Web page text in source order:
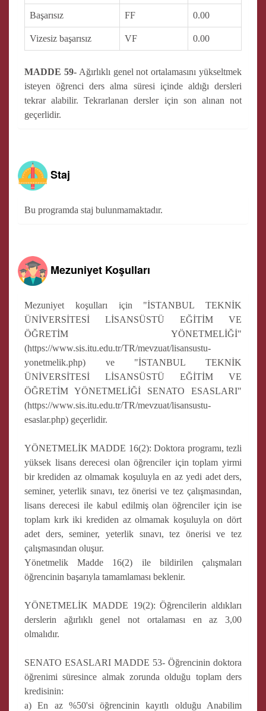
Başarısız FF 0.00
Vizesiz başarısız VF 0.00
MADDE 59-Ağırlıklı genel not ortalamasını yükseltmek
isteyen öğrenci ders alma süresi içinde aldığı dersleri
tekrar alabilir. Tekrarlanan dersler için son alınan not
geçerlidir.
Staj
Bu programda staj bulunmamaktadır.
Mezuniyet Koşulları
Mezuniyet koşulları için "İSTANBUL TEKNİK
ÜNİVERSİTESİ LİSANSÜSTÜ EĞİTİM VE
ÖĞRETİM YÖNETMELİĞİ"
(https://www.sis.itu.edu.tr/TR/mevzuat/lisansustu-
yonetmelik.php) ve "İSTANBUL TEKNİK
ÜNİVERSİTESİ LİSANSÜSTÜ EĞİTİM VE
ÖĞRETİM YÖNETMELİĞİ SENATO ESASLARI"
(https://www.sis.itu.edu.tr/TR/mevzuat/lisansustu-
esaslar.php) geçerlidir.
YÖNETMELİK MADDE 16(2): Doktora programı, tezli
yüksek lisans derecesi olan öğrenciler için toplam yirmi
bir krediden az olmamak koşuluyla en az yedi adet ders,
seminer, yeterlik sınavı, tez önerisi ve tez çalışmasından,
lisans derecesi ile kabul edilmiş olan öğrenciler için ise
toplam kırk iki krediden az olmamak koşuluyla on dört
adet ders, seminer, yeterlik sınavı, tez önerisi ve tez
çalışmasından oluşur.
Yönetmelik Madde 16(2) ile bildirilen çalışmaları
öğrencinin başarıyla tamamlaması beklenir.
YÖNETMELİK MADDE 19(2): Öğrencilerin aldıkları
derslerin ağırlıklı genel not ortalaması en az 3,00
olmalıdır.
SENATO ESASLARI MADDE 53- Öğrencinin doktora
öğrenimi süresince almak zorunda olduğu toplam ders
kredisinin:
a) En az %50'si öğrencinin kayıtlı olduğu Anabilim